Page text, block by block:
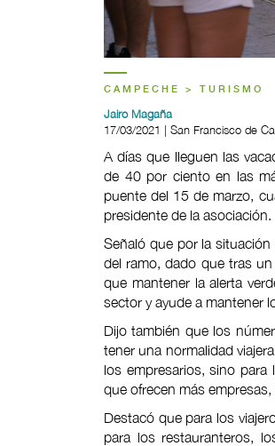
CAMPECHE > TURISMO
Jairo Magaña
17/03/2021 | San Francisco de
A días que lleguen las
de 40 por ciento en las
puente del 15 de marzo,
presidente de la asociación.
Señaló que por la
del ramo, dado que tras
que mantener la alerta
sector y ayude a mantener
Dijo también que los
tener una normalidad
los empresarios, sino para
que ofrecen más
Destacó que para los
para los restauranteros,